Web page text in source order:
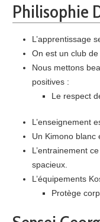
Philisophie
L’apprentissage
On est un club
Nous mettons
positives :
Le respect
L’enseignement
Un Kimono blanc
L’entrainement
spacieux.
L’équipements
Protège